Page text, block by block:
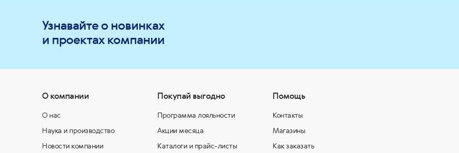
Узнавайте о новинках
и проектах компании
О компании
О нас
Наука и производство
Новости компании
Покупай выгодно
Программа лояльности
Акции месяца
Каталоги и прайс-листы
Помощь
Контакты
Магазины
Как заказать